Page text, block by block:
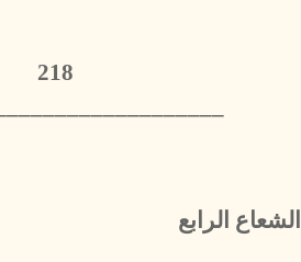
218
الشعاع الرابع